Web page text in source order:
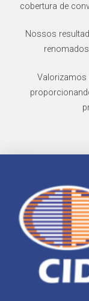
cobertura de
Nossos
Valorizamos